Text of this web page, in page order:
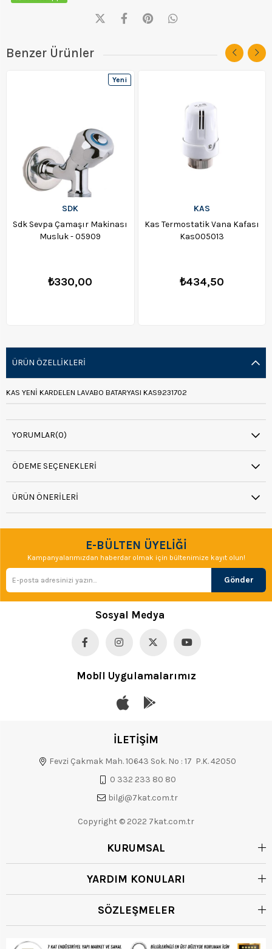
Benzer Ürünler
SDK
Sdk Sevpa Çamaşır Makinası
Musluk - 05909
₺330,00
Yeni
KAS
Kas Termostatik Vana Kafası
Kas005013
₺434,50
ÜRÜN ÖZELLIKLERI
KAS YENİ KARDELEN LAVABO BATARYASI KAS9231702
YORUMLAR(0)
ÖDEME SEÇENEKLERI
ÜRÜN ÖNERILERI
E-BÜLTEN ÜYELİĞİ
Kampanyalarımızdan haberdar olmak için bültenimize kayıt olun!
Gönder
Sosyal Medya
Mobil Uygulamalarımız
İLETİŞİM
Fevzi Çakmak Mah. 10643 Sok. No : 17 P.K. 42050
0 332 233 80 80
bilgi@7kat.com.tr
Copyright © 2022 7kat.com.tr
KURUMSAL
YARDIM KONULARI
SÖZLEŞMELER